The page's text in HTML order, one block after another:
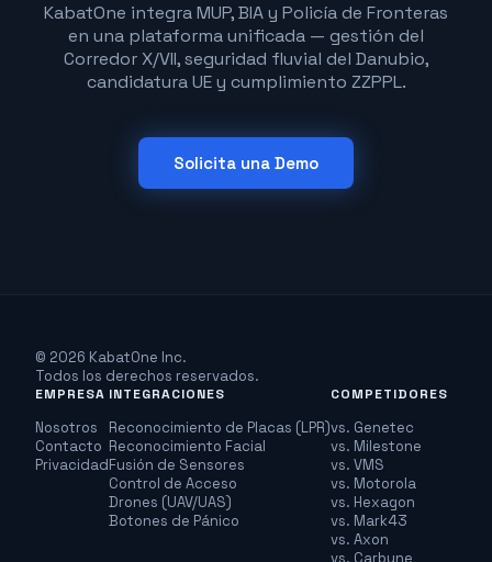
KabatOne integra MUP, BIA y Policía de Fronteras
en una plataforma unificada — gestión del
Corredor X/VII, seguridad fluvial del Danubio,
candidatura UE y cumplimiento ZZPPL.
Solicita una Demo
© 2026 KabatOne Inc.
Todos los derechos reservados.
EMPRESA
Nosotros
Contacto
Privacidad
INTEGRACIONES
Reconocimiento de Placas (LPR)
Reconocimiento Facial
Fusión de Sensores
Control de Acceso
Drones (UAV/UAS)
Botones de Pánico
COMPETIDORES
vs. Genetec
vs. Milestone
vs. VMS
vs. Motorola
vs. Hexagon
vs. Mark43
vs. Axon
vs. Carbyne